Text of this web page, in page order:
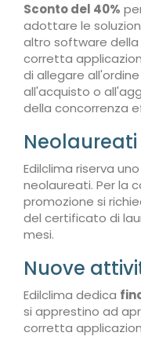
Sconto del 40%
adottare le
altro software
corretta
di allegare
all'acquisto o
della concorrenza
Neolaureati
Edilclima riserva uno
neolaureati. Per la
promozione si
del certificato di
mesi.
Nuove
Edilclima dedica
si apprestino ad
corretta